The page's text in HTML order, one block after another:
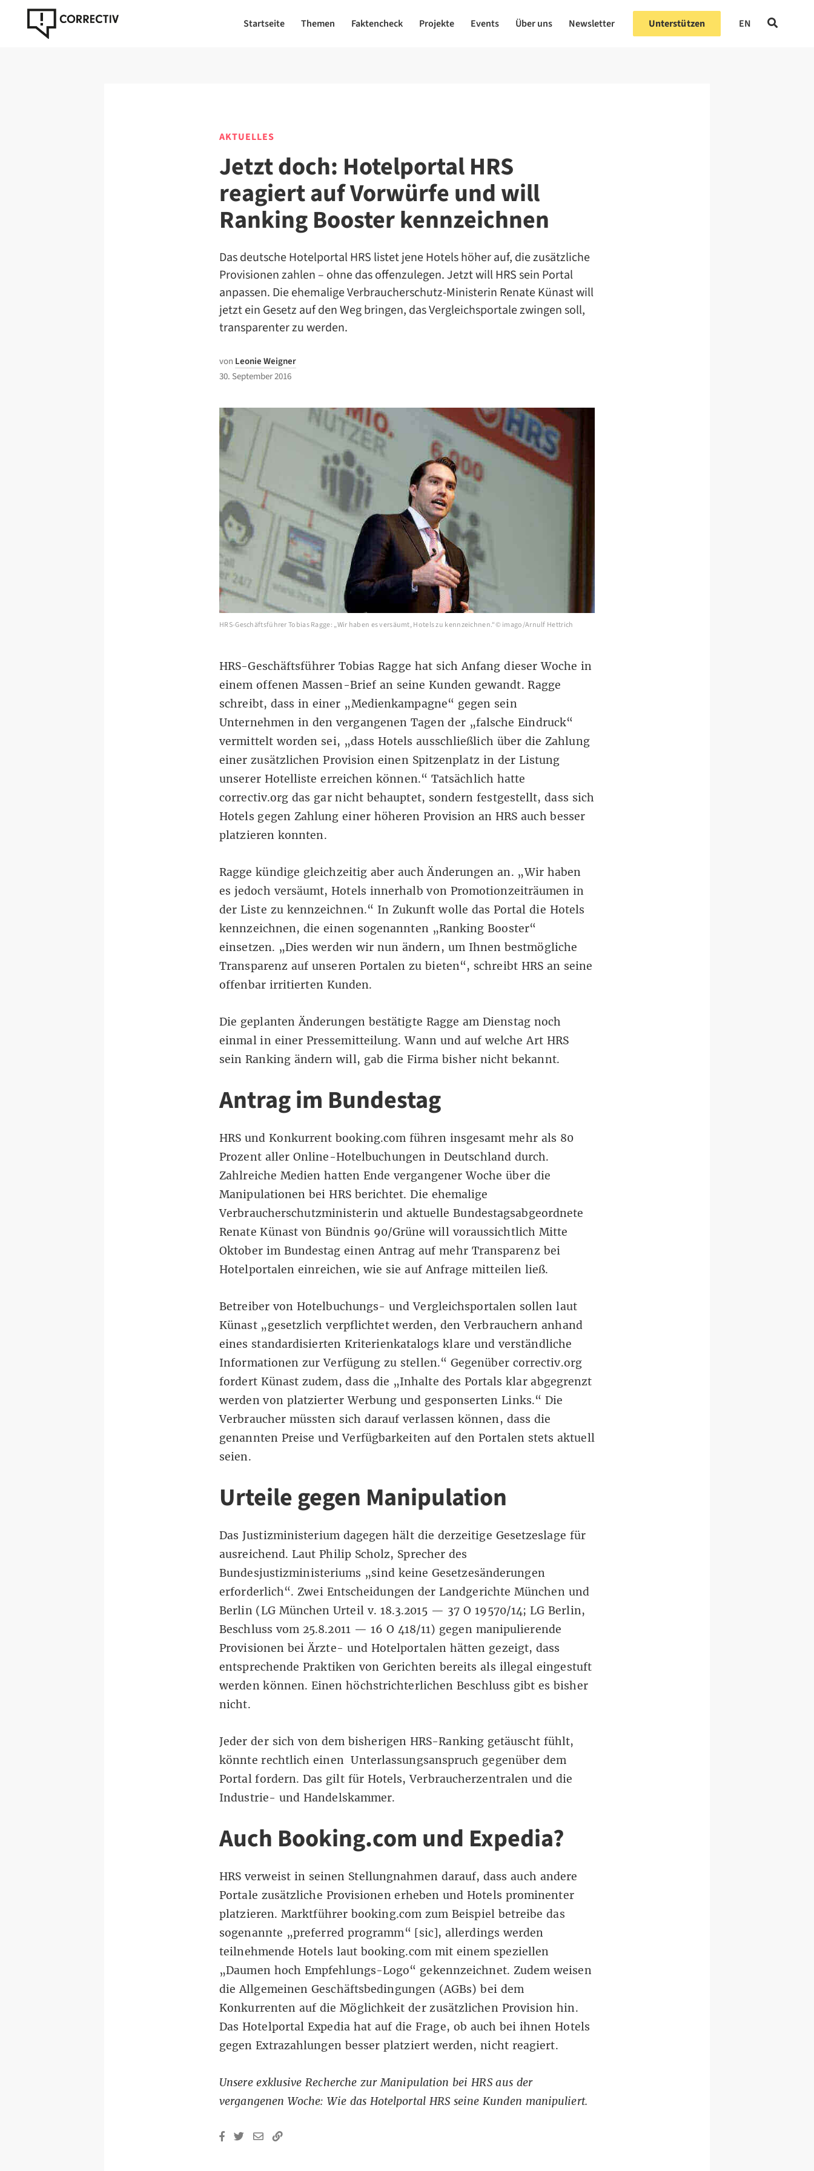
Startseite Themen Faktencheck Projekte Events Über uns Newsletter Unterstützen EN
AKTUELLES
Jetzt doch: Hotelportal HRS
reagiert auf Vorwürfe und will
Ranking Booster kennzeichnen
Das deutsche Hotelportal HRS listet jene Hotels höher auf, die zusätzliche
Provisionen zahlen – ohne das offenzulegen. Jetzt will HRS sein Portal
anpassen. Die ehemalige Verbraucherschutz-Ministerin Renate Künast will
jetzt ein Gesetz auf den Weg bringen, das Vergleichsportale zwingen soll,
transparenter zu werden.
von Leonie Weigner
30. September 2016
HRS-Geschäftsführer Tobias Ragge: „Wir haben es versäumt, Hotels zu kennzeichnen.“© imago/Arnulf Hettrich
HRS-Geschäftsführer Tobias Ragge hat sich Anfang dieser Woche in
einemoffenen Massen-Briefan seine Kunden gewandt. Ragge
schreibt, dass in einer „Medienkampagne“ gegen sein
Unternehmen in den vergangenen Tagen der „falsche Eindruck“
vermittelt worden sei, „dass Hotels ausschließlich über die Zahlung
einer zusätzlichen Provision einen Spitzenplatz in der Listung
unserer Hotelliste erreichen können.“ Tatsächlich hatte
correctiv.org das gar nicht behauptet, sondern festgestellt, dass sich
Hotels gegen Zahlung einer höheren Provision an HRSauch besser
platzieren konnten.
Ragge kündige gleichzeitig aber auch Änderungen an. „Wir haben
es jedoch versäumt, Hotels innerhalb von Promotionzeiträumen in
der Liste zu kennzeichnen.“ In Zukunft wolle das Portal die Hotels
kennzeichnen, die einen sogenannten „Ranking Booster“
einsetzen. „Dies werden wir nun ändern, um Ihnen bestmögliche
Transparenz auf unseren Portalen zu bieten“, schreibt HRS an seine
offenbar irritierten Kunden.
Die geplanten Änderungen bestätigte Ragge am Dienstag noch
einmal in einer Pressemitteilung. Wann und auf welche Art HRS
sein Ranking ändern will, gab die Firma bisher nicht bekannt.
Antrag im Bundestag
HRS und Konkurrentbooking.com führen insgesamt mehr als 80
Prozent aller Online-Hotelbuchungen in Deutschland durch.
Zahlreiche Medien hatten Ende vergangener Woche über die
Manipulationen bei HRS berichtet. Die ehemalige
Verbraucherschutzministerin und aktuelle Bundestagsabgeordnete
Renate Künast von Bündnis 90/Grüne will voraussichtlich Mitte
Oktober im Bundestag einen Antrag auf mehr Transparenz bei
Hotelportalen einreichen, wie sie auf Anfrage mitteilen ließ.
Betreiber von Hotelbuchungs- und Vergleichsportalen sollen laut
Künast „gesetzlich verpflichtet werden, den Verbrauchern anhand
eines standardisierten Kriterienkatalogs klare und verständliche
Informationen zur Verfügung zu stellen.“ Gegenüber correctiv.org
fordert Künast zudem, dass die „Inhalte des Portals klar abgegrenzt
werden von platzierter Werbung und gesponserten Links.“ Die
Verbraucher müssten sich darauf verlassen können, dass die
genannten Preise und Verfügbarkeiten auf den Portalen stets aktuell
seien.
Urteile gegen Manipulation
Das Justizministerium dagegen hält die derzeitige Gesetzeslage für
ausreichend. Laut Philip Scholz, Sprecher des
Bundesjustizministeriums „sind keine Gesetzesänderungen
erforderlich“. Zwei Entscheidungen der Landgerichte München und
Berlin (LG MünchenUrteil v. 18.3.2015 — 37 O 19570/14; LG Berlin,
Beschluss vom 25.8.2011 — 16 O 418/11) gegen manipulierende
Provisionen bei Ärzte- und Hotelportalen hätten gezeigt, dass
entsprechende Praktiken von Gerichten bereits als illegal eingestuft
werden können. Einen höchstrichterlichen Beschluss gibt es bisher
nicht.
Jeder der sich von dem bisherigen HRS-Ranking getäuscht fühlt,
könnte rechtlich einen Unterlassungsanspruch gegenüber dem
Portal fordern. Das gilt für Hotels, Verbraucherzentralen und die
Industrie- und Handelskammer.
Auch Booking.com und Expedia?
HRS verweist in seinen Stellungnahmen darauf, dass auch andere
Portale zusätzliche Provisionen erheben und Hotels prominenter
platzieren. Marktführer booking.com zum Beispiel betreibe das
sogenannte „preferred programm“ [sic], allerdings werden
teilnehmende Hotels laut booking.commit einem speziellen
„Daumen hoch Empfehlungs-Logo“ gekennzeichnet. Zudem weisen
die Allgemeinen Geschäftsbedingungen (AGBs) bei dem
Konkurrenten auf die Möglichkeit der zusätzlichen Provision hin.
Das Hotelportal Expedia hat auf die Frage, ob auch bei ihnen Hotels
gegen Extrazahlungen besser platziert werden, nicht reagiert.
Unsere exklusive Recherche zur Manipulation bei HRS aus der
vergangenen Woche:Wie das Hotelportal HRS seine Kunden manipuliert.